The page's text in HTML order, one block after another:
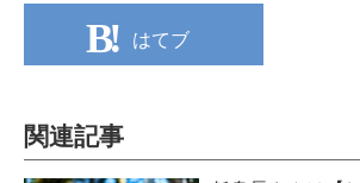
はてブ
関連記事